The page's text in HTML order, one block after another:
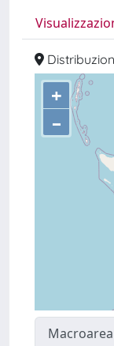
+
–
Macroarea